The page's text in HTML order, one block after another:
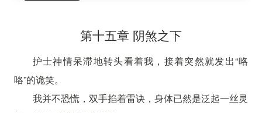
第十五章 阴煞之下
护士神情呆滞地转头看着我，接着突然就发出“咯
咯”的诡笑。
我并不恐慌，双手掐着雷诀，身体已然是泛起一丝灵